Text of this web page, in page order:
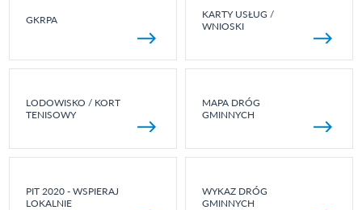
GKRPA
KARTY USŁUG /
WNIOSKI
LODOWISKO / KORT
TENISOWY
MAPA DRÓG
GMINNYCH
PIT 2020 - WSPIERAJ
LOKALNIE
WYKAZ DRÓG
GMINNYCH